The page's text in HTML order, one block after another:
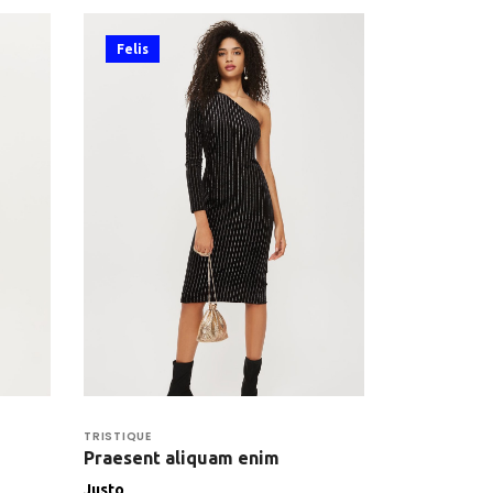
Felis
TRISTIQUE
Praesent aliquam enim